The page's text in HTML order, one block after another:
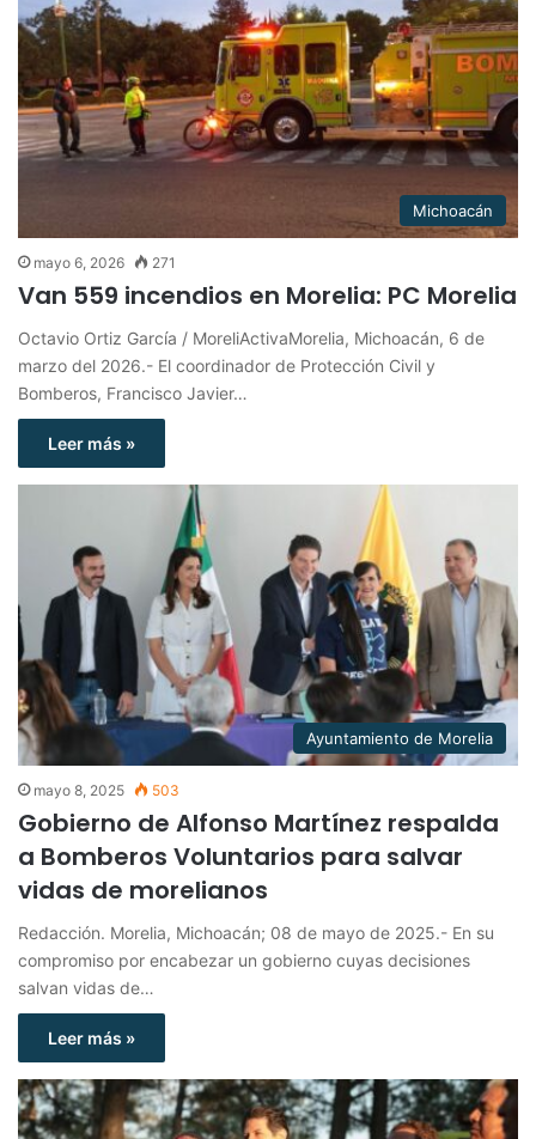
Michoacán
mayo 6, 2026 271
Van 559 incendios en Morelia: PC Morelia
Octavio Ortiz García / MoreliActivaMorelia, Michoacán, 6 de
marzo del 2026.- El coordinador de Protección Civil y
Bomberos, Francisco Javier…
Leer más »
Ayuntamiento de Morelia
mayo 8, 2025 503
Gobierno de Alfonso Martínez respalda
a Bomberos Voluntarios para salvar
vidas de morelianos
Redacción. Morelia, Michoacán; 08 de mayo de 2025.- En su
compromiso por encabezar un gobierno cuyas decisiones
salvan vidas de…
Leer más »